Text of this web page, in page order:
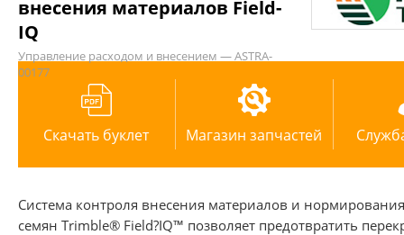
внесения материалов Field-
IQ
Управление расходом и внесением — ASTRA-
00177
Скачать буклет Магазин запчастей
Система контроля внесения материалов и
семян Trimble® Field?IQ™ позволяет предотвратить